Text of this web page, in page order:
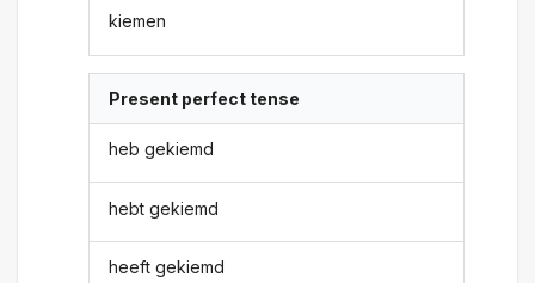
kiemen
Present perfect tense
heb gekiemd
hebt gekiemd
heeft gekiemd